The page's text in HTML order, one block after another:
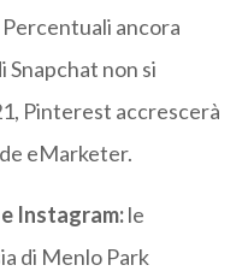
ancora
Snapchat non si
Pinterest accrescerà
eMarketer.
Instagram:le
di Menlo Park